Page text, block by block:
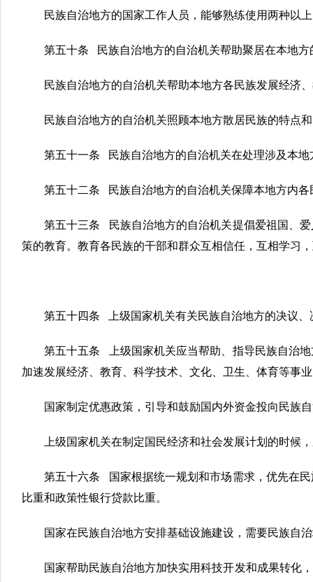
民族自治地方的国家工作人员，能够熟练使用两种以
第五十条 民族自治地方的自治机关帮助聚居在本地
民族自治地方的自治机关帮助本地方各民族发展经济
民族自治地方的自治机关照顾本地方散居民族的特点
第五十一条 民族自治地方的自治机关在处理涉及本
第五十二条 民族自治地方的自治机关保障本地方内
第五十三条 民族自治地方的自治机关提倡爱祖国、
策的教育。教育各民族的干部和群众互相信任，互相学习
第五十四条 上级国家机关有关民族自治地方的决议
第五十五条 上级国家机关应当帮助、指导民族自治
加速发展经济、教育、科学技术、文化、卫生、体育等事
国家制定优惠政策，引导和鼓励国内外资金投向民族
上级国家机关在制定国民经济和社会发展计划的时候
第五十六条 国家根据统一规划和市场需求，优先在
比重和政策性银行贷款比重。
国家在民族自治地方安排基础设施建设，需要民族自
国家帮助民族自治地方加快实用科技开发和成果转化